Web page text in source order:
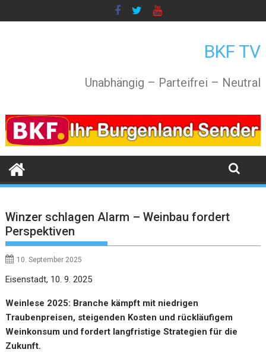
to
BKF TV
Unabhängig – Parteifrei – Neutral
Winzer schlagen Alarm – Weinbau fordert
Perspektiven
10. September 2025
Eisenstadt, 10. 9. 2025
Weinlese 2025: Branche kämpft mit niedrigen
Traubenpreisen, steigenden Kosten und rückläufigem
Weinkonsum und fordert langfristige Strategien für die
Zukunft.